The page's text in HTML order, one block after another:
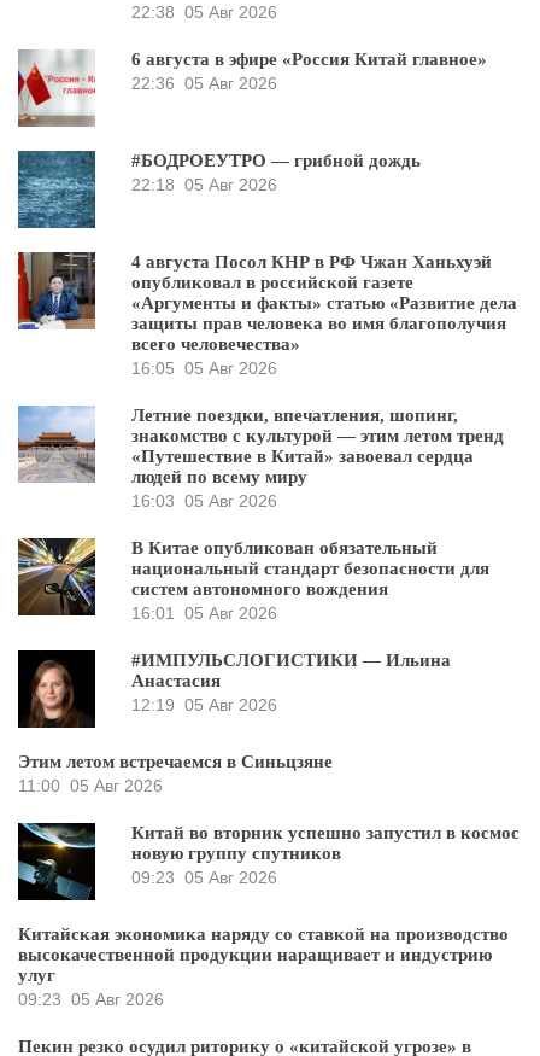
22:38 05 Авг 2026
6 августа в эфире «Россия Китай главное»
22:36 05 Авг 2026
#БОДРОЕУТРО — грибной дождь
22:18 05 Авг 2026
4 августа Посол КНР в РФ Чжан Ханьхуэй
опубликовал в российской газете
«Аргументы и факты» статью «Развитие дела
защиты прав человека во имя благополучия
всего человечества»
16:05 05 Авг 2026
Летние поездки, впечатления, шопинг,
знакомство с культурой — этим летом тренд
«Путешествие в Китай» завоевал сердца
людей по всему миру
16:03 05 Авг 2026
В Китае опубликован обязательный
национальный стандарт безопасности для
систем автономного вождения
16:01 05 Авг 2026
#ИМПУЛЬСЛОГИСТИКИ — Ильина
Анастасия
12:19 05 Авг 2026
Этим летом встречаемся в Синьцзяне
11:00 05 Авг 2026
Китай во вторник успешно запустил в космос
новую группу спутников
09:23 05 Авг 2026
Китайская экономика наряду со ставкой на производство
высокачественной продукции наращивает и индустрию
улуг
09:23 05 Авг 2026
Пекин резко осудил риторику о «китайской угрозе» в